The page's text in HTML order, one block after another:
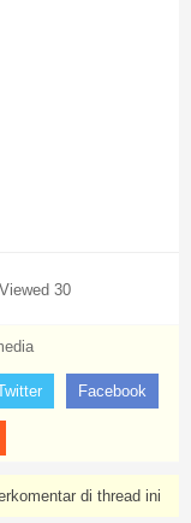
30 Viewed
Facebook
di thread ini